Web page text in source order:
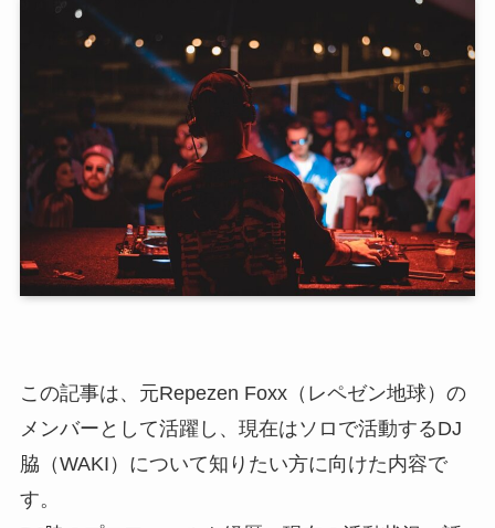
この記事は、元Repezen Foxx（レペゼン地球）の
メンバーとして活躍し、現在はソロで活動するDJ
脇（WAKI）について知りたい方に向けた内容で
す。